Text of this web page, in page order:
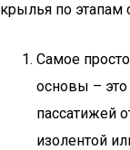
крылья по этапам
Самое
основы –
пассатижей
изолентой